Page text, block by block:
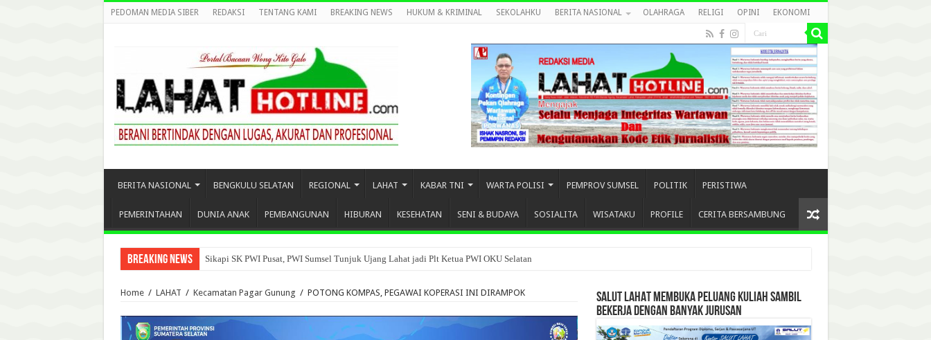
PEDOMAN MEDIA SIBER REDAKSI TENTANG KAMI BREAKING NEWS HUKUM & KRIMINAL SEKOLAHKU BERITA NASIONAL OLAHRAGA RELIGI OPINI EKONOMI
BERITA NASIONAL BENGKULU SELATAN REGIONAL LAHAT KABAR TNI WARTA POLISI PEMPROV SUMSEL POLITIK PERISTIWA
PEMERINTAHAN DUNIA ANAK PEMBANGUNAN HIBURAN KESEHATAN SENI & BUDAYA SOSIALITA WISATAKU PROFILE CERITA BERSAMBUNG
Breaking News Sikapi SK PWI Pusat, PWI Sumsel Tunjuk Ujang Lahat jadi Plt Ketua PWI OKU Selatan
Home / LAHAT / Kecamatan Pagar Gunung / POTONG KOMPAS, PEGAWAI KOPERASI INI DIRAMPOK
SALUT LAHAT MEMBUKA PELUANG KULIAH SAMBIL
BEKERJA DENGAN BANYAK JURUSAN